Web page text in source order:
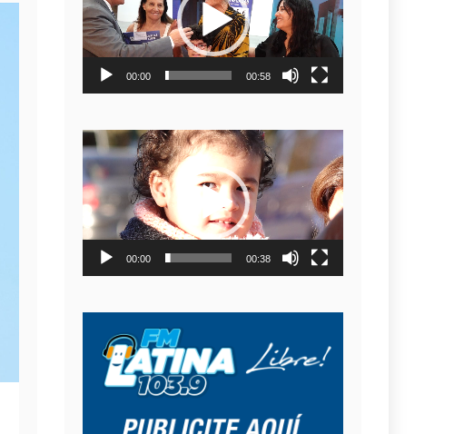
video
00:00 00:58
Reproductor
de
video
00:00 00:38